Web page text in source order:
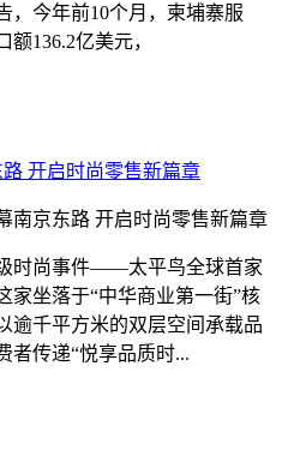
今年前10个月，柬埔寨服
136.2亿美元，
开启时尚零售新篇章
时尚事件——太平鸟全球首家
家坐落于“中华商业第一街”核
逾千平方米的双层空间承载品
者传递“悦享品质时...